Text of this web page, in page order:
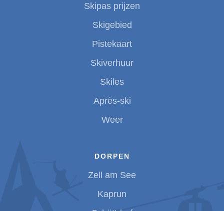
Skipas prijzen
Skigebied
Pistekaart
Skiverhuur
Skiles
Après-ski
Weer
DORPEN
Zell am See
Kaprun